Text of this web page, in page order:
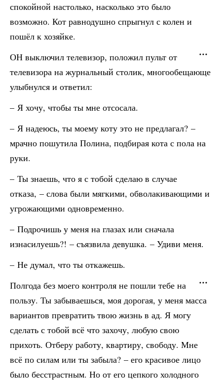
спокойной настолько, насколько это было
возможно. Кот равнодушно спрыгнул с колен и
пошёл к хозяйке.
ОН выключил телевизор, положил пульт от
телевизора на журнальный столик, многообещающе
улыбнулся и ответил:
– Я хочу, чтобы ты мне отсосала.
– Я надеюсь, ты моему коту это не предлагал? –
мрачно пошутила Полина, подбирая кота с пола на
руки.
– Ты знаешь, что я с тобой сделаю в случае
отказа, – слова были мягкими, обволакивающими и
угрожающими одновременно.
– Подрочишь у меня на глазах или сначала
изнасилуешь?! – съязвила девушка. – Удиви меня.
– Не думал, что ты откажешь.
Полгода без моего контроля не пошли тебе на
пользу. Ты забываешься, моя дорогая, у меня масса
вариантов превратить твою жизнь в ад. Я могу
сделать с тобой всё что захочу, любую свою
прихоть. Отберу работу, квартиру, свободу. Мне
всё по силам или ты забыла? – его красивое лицо
было бесстрастным. Но от его цепкого холодного